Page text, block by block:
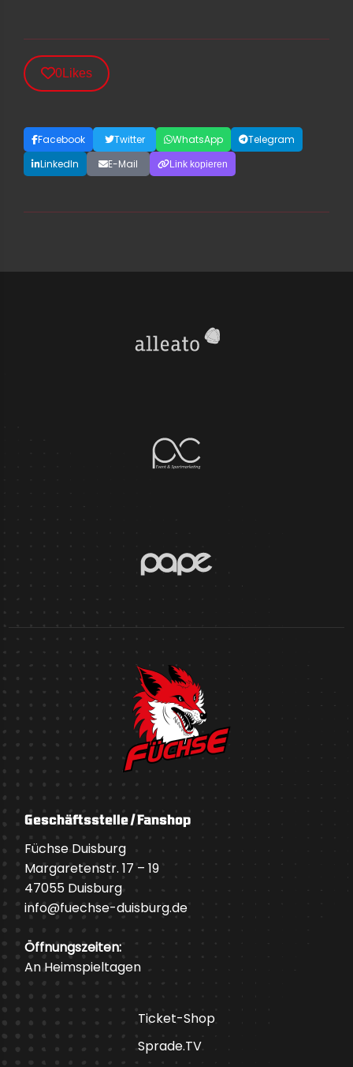
0Likes
Facebook Twitter WhatsApp
Telegram
LinkedIn
E-Mail Link kopieren
Geschäftsstelle / Fanshop
Füchse Duisburg
Margaretenstr. 17 – 19
47055 Duisburg
info@fuechse-duisburg.de
Öffnungszeiten:
An Heimspieltagen
Ticket-Shop
Sprade.TV